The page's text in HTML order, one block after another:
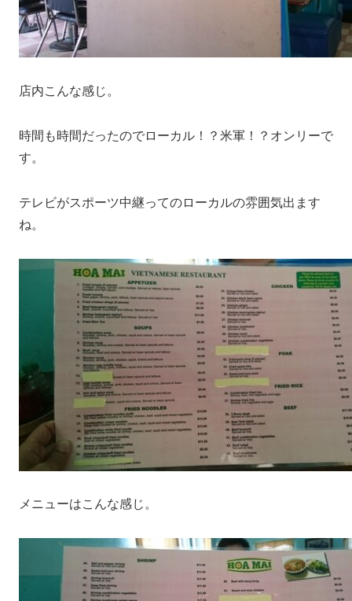
店内こんな感じ。
時間も時間だったのでローカル！？米軍！？オンリーで
す。
テレビがスポーツ中継ってのローカルの雰囲気出ます
ね。
メニューはこんな感じ。